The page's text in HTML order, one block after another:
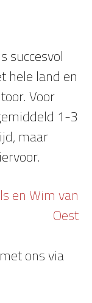
succesvol
hele land en
Voor
1-3
maar
ons via